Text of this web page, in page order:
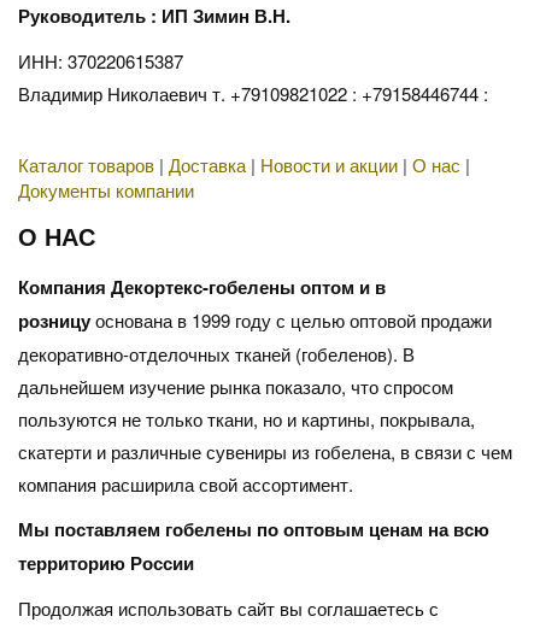
Руководитель : ИП Зимин В.Н.
ИНН: 370220615387
Владимир Николаевич т. +79109821022 : +79158446744 :
Каталог товаров | Доставка | Новости и акции | О нас |
Документы компании
О НАС
Компания Декортекс-гобелены оптом и в
розницуоснована в 1999 году с целью оптовой продажи
декоративно-отделочных тканей (гобеленов). В
дальнейшем изучение рынка показало, что спросом
пользуются не только ткани, но и картины, покрывала,
скатерти и различные сувениры из гобелена, в связи с чем
компания расширила свой ассортимент.
Мы поставляем гобелены по оптовым ценам на всю
территорию России
Продолжая использовать сайт вы соглашаетесь с